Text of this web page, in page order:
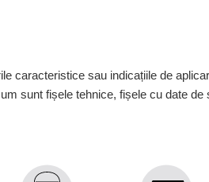
caracteristice sau indicațiile de
sunt fișele tehnice, fișele cu date